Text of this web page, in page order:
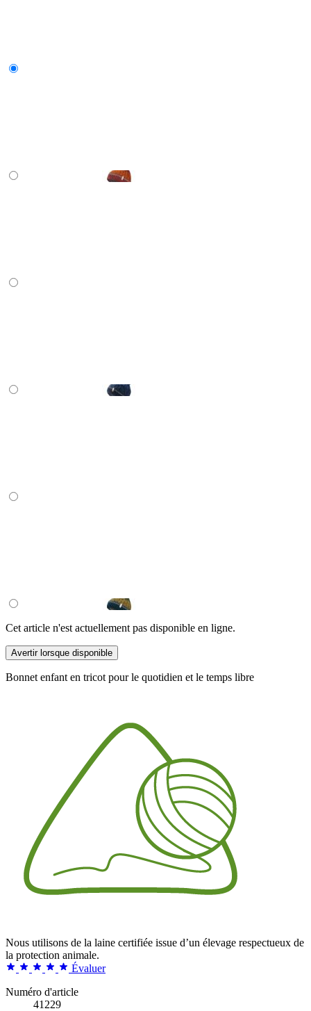
Cet article n'est actuellement pas disponible en ligne.
Avertir lorsque disponible
Bonnet enfant en tricot pour le quotidien et le temps libre
Nous utilisons de la laine certifiée issue d’un élevage respectueux de
la protection animale.
Évaluer
Numéro d'article
41229